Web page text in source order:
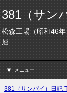
381（サン
松森工場（昭和46
屈
メニュー
381（サンパイ）日記